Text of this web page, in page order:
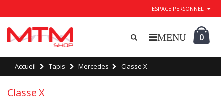
ESPACE PERSONNEL
0
Accueil Tapis Mercedes Classe X
Classe X